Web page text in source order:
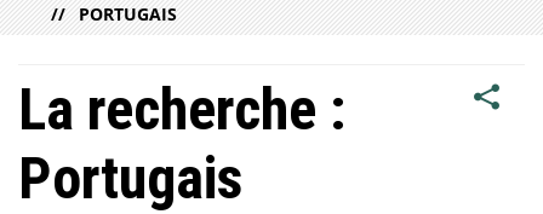
PORTUGAIS
La recherche :
Portugais